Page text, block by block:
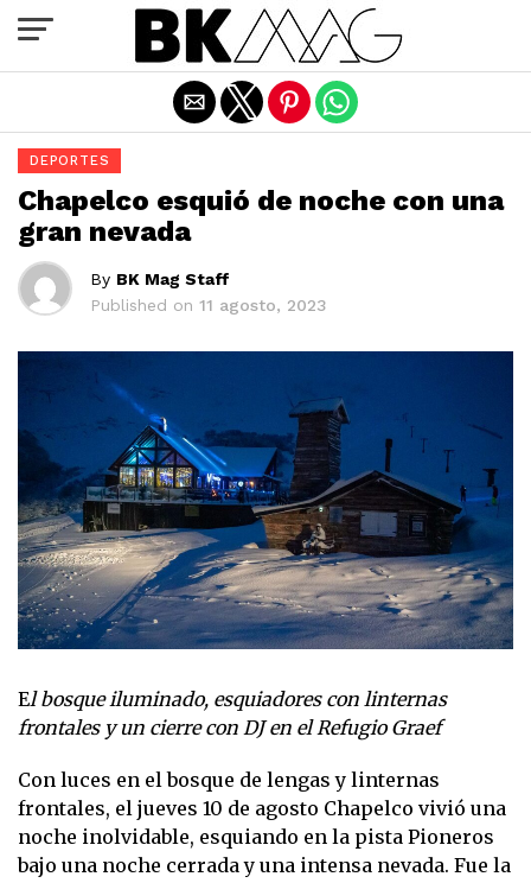
DEPORTES
Chapelco esquió de noche con una
gran nevada
By BK Mag Staff
Published on 11 agosto, 2023
El bosque iluminado, esquiadores con linternas
frontales y un cierre con DJ en el Refugio Graef
Con luces en el bosque de lengas y linternas
frontales, el jueves 10 de agosto Chapelco vivió una
noche inolvidable, esquiando en la pista Pioneros
bajo una noche cerrada y una intensa nevada. Fue la
Exit mobile version